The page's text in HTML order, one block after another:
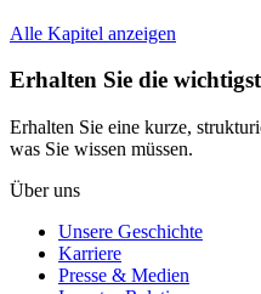
Alle Kapitel anzeigen
Erhalten Sie die
Erhalten Sie eine kurze,
was Sie wissen müssen.
Über uns
Unsere Geschichte
Karriere
Presse & Medien